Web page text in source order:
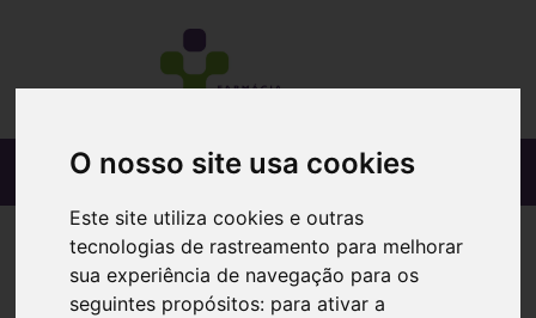
O nosso site usa cookies
Este site utiliza cookies e outras
tecnologias de rastreamento para melhorar
sua experiência de navegação para os
seguintes propósitos: para ativar a